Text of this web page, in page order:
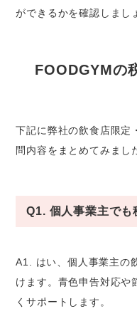
ができるかを確認しまし
FOODGYMの
下記に弊社の飲食店限定
問内容をまとめてみまし
Q1. 個人事業主でも
A1. はい、個人事業主の
けます。青色申告対応や
くサポートします。